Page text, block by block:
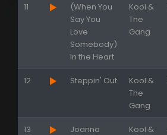
11
(When You
Say You
Love
Somebody)
In the Heart
Kool &
The
Gang
12 Steppin' Out
Kool &
The
Gang
13 Joanna
Kool &